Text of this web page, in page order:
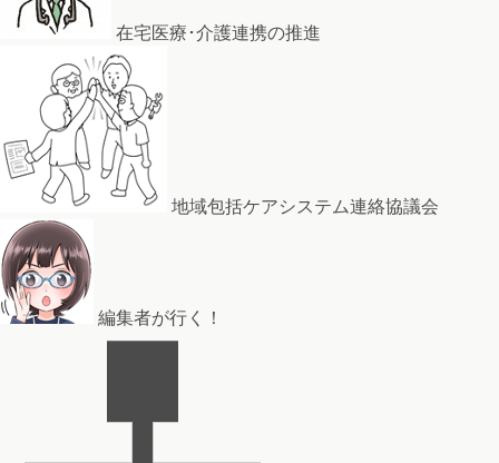
在宅医療･介護連携の推進
地域包括ケアシステム連絡協議会
編集者が行く！